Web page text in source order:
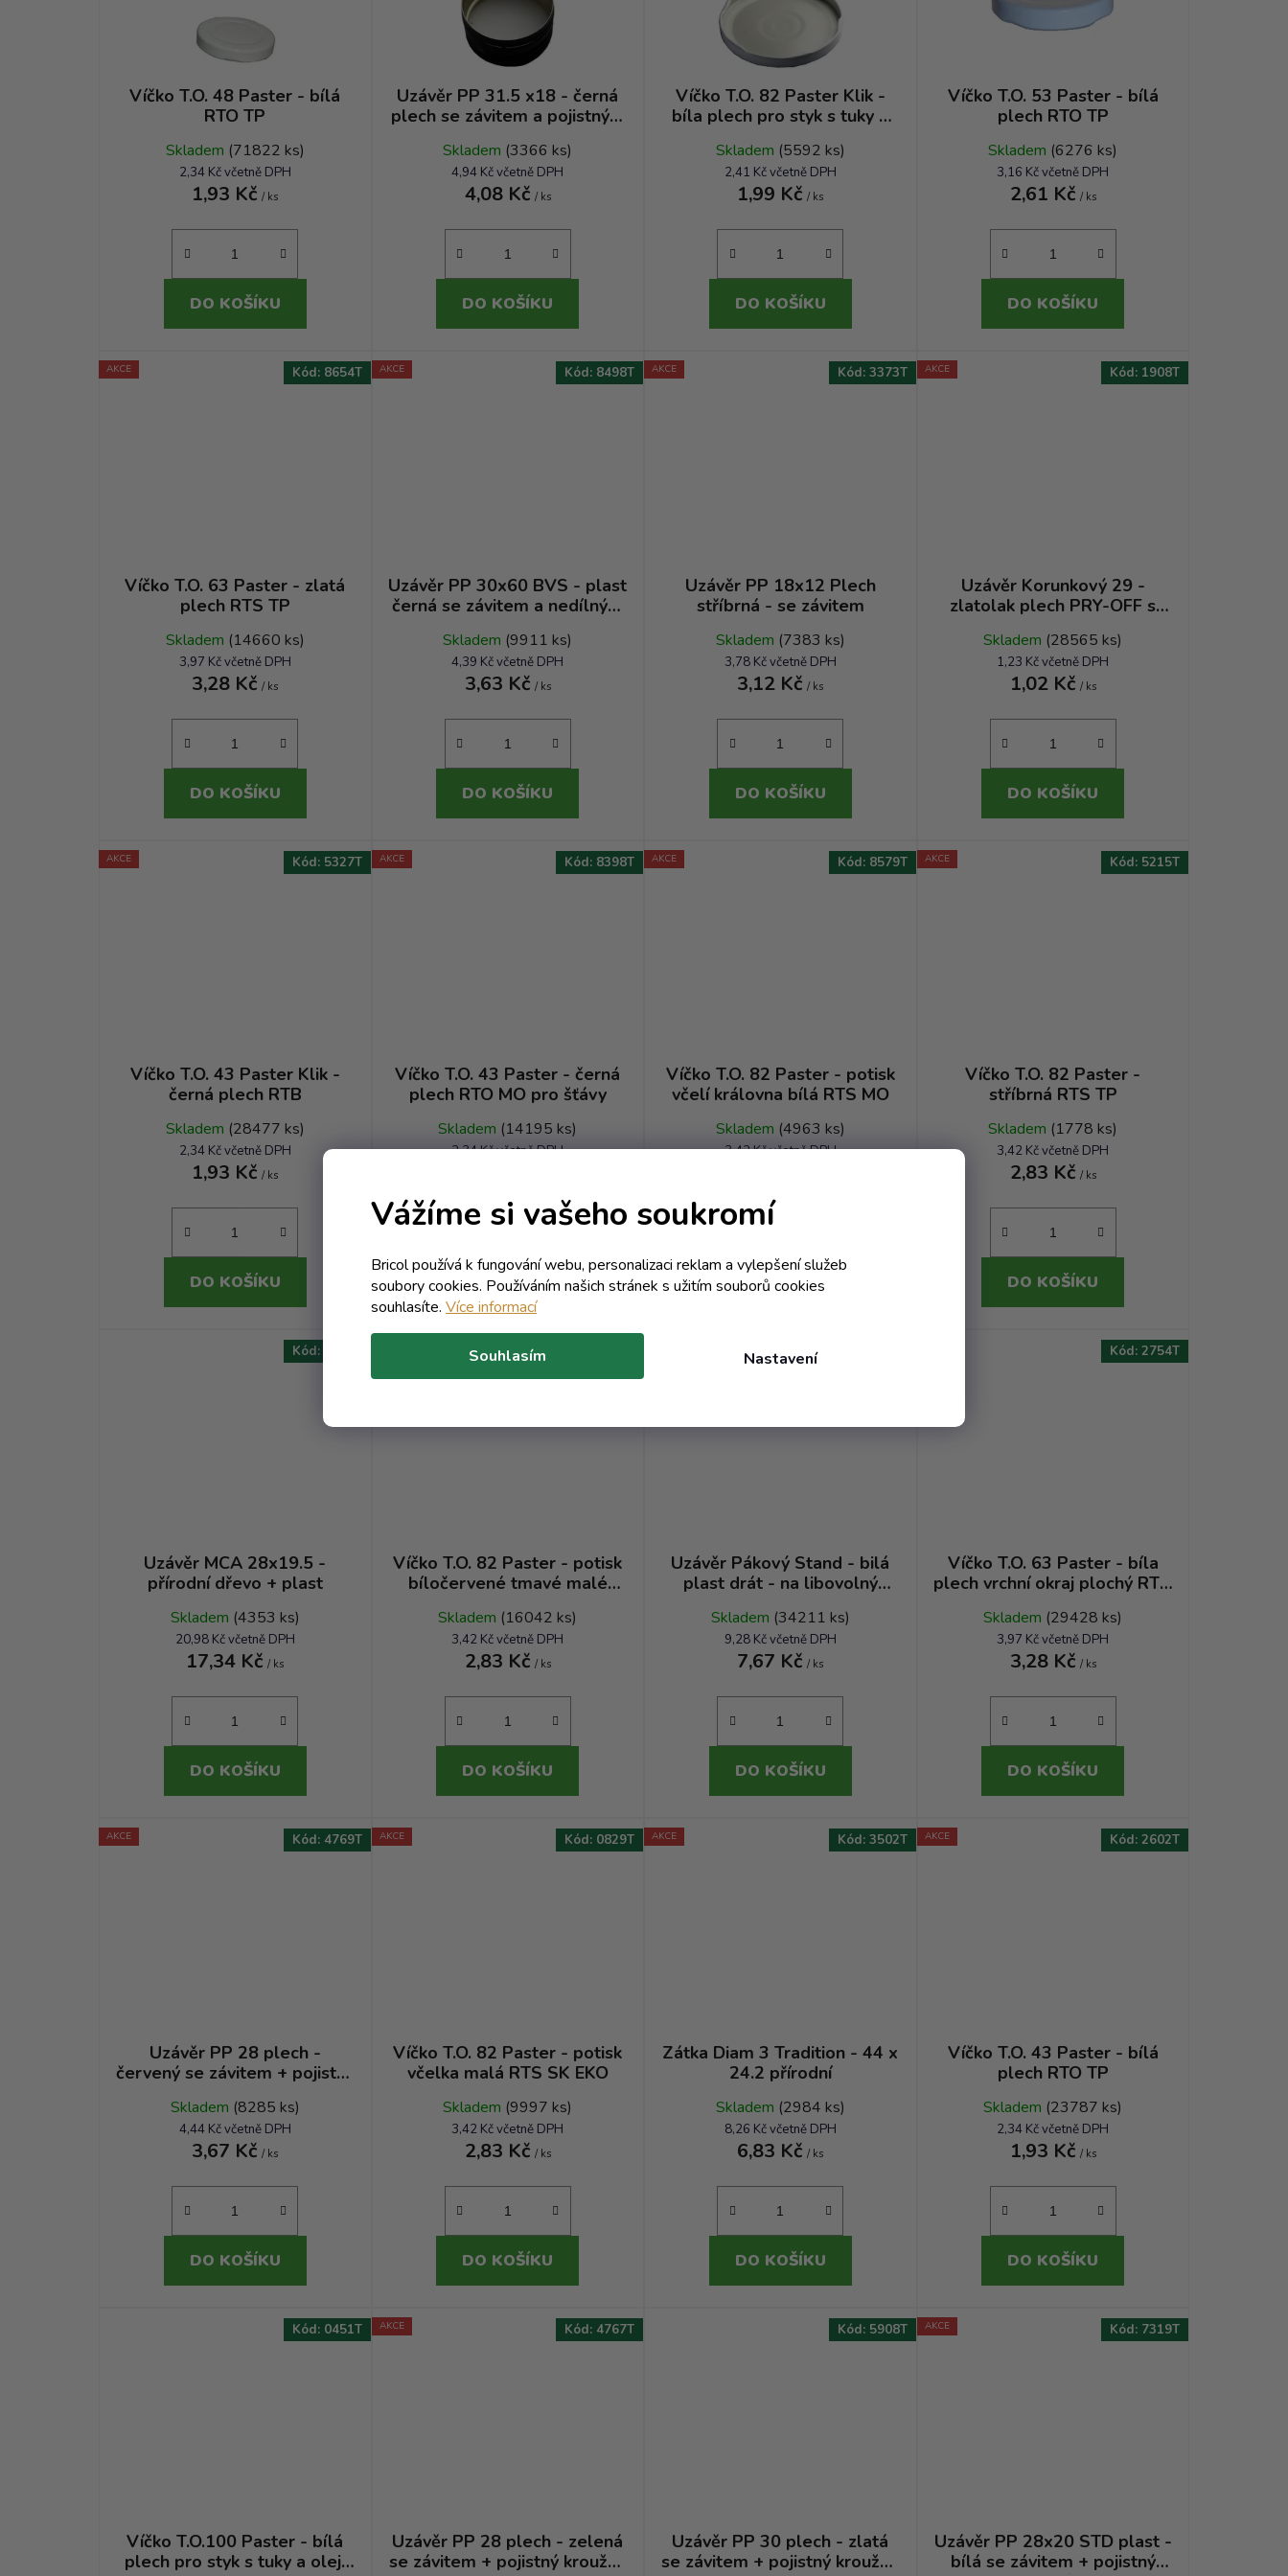
Vážíme si vašeho soukromí
Bricol používá k fungování webu, personalizaci reklam a vylepšení služeb
soubory cookies. Používáním našich stránek s užitím souborů cookies
souhlasíte. Více informací
Nastavení
Souhlasím
Víčko T.O. 48 Paster - bílá
RTO TP
Skladem (71822 ks)
2,34 Kč včetně DPH
1,93 Kč/ ks
DO KOŠÍKU
Uzávěr PP 31.5 x18 - černá
plech se závitem a pojistným
Skladem (3366 ks)
4,94 Kč včetně DPH
4,08 Kč / ks
DO KOŠÍKU
Víčko T.O. 82 Paster Klik -
bíla plech pro styk s tuky a
Skladem (5592 ks)
2,41 Kč včetně DPH
1,99 Kč/ ks
DO KOŠÍKU
Víčko T.O. 53 Paster - bílá
plech RTO TP
Skladem (6276 ks)
3,16 Kč včetně DPH
2,61 Kč / ks
DO KOŠÍKU
AKCE
Víčko T.O. 63 Paster - zlatá
plech RTS TP
Skladem (14660 ks)
3,97 Kč včetně DPH
3,28 Kč/ ks
DO KOŠÍKU
Kód: 8654T AKCE
Uzávěr PP 30x60 BVS - plast
černá se závitem a nedílným
Skladem (9911 ks)
4,39 Kč včetně DPH
3,63 Kč / ks
DO KOŠÍKU
Kód: 8498T AKCE
Uzávěr PP 18x12 Plech
stříbrná - se závitem
Skladem (7383 ks)
3,78 Kč včetně DPH
3,12 Kč/ ks
DO KOŠÍKU
Kód: 3373T AKCE
Uzávěr Korunkový 29 -
zlatolak plech PRY-OFF s
Skladem (28565 ks)
1,23 Kč včetně DPH
1,02 Kč / ks
DO KOŠÍKU
Kód: 1908T
AKCE
Víčko T.O. 43 Paster Klik -
černá plech RTB
Skladem (28477 ks)
2,34 Kč včetně DPH
1,93 Kč/ ks
DO KOŠÍKU
Kód: 5327T AKCE
Víčko T.O. 43 Paster - černá
plech RTO MO pro šťávy
Skladem (14195 ks)
2,34 Kč včetně DPH
DO KOŠÍKU
Kód: 8398T AKCE
Víčko T.O. 82 Paster - potisk
včelí královna bílá RTS MO
Skladem (4963 ks)
3,42 Kč včetně DPH
DO KOŠÍKU
Kód: 8579T AKCE
Víčko T.O. 82 Paster -
stříbrná RTS TP
Skladem (1778 ks)
3,42 Kč včetně DPH
2,83 Kč / ks
DO KOŠÍKU
Kód: 5215T
Uzávěr MCA 28x19.5 -
přírodní dřevo + plast
Skladem (4353 ks)
20,98 Kč včetně DPH
17,34 Kč/ ks
DO KOŠÍKU
Kód:
Víčko T.O. 82 Paster - potisk
bíločervené tmavé malé
RTS TP
Skladem (16042 ks)
3,42 Kč včetně DPH
2,83 Kč / ks
DO KOŠÍKU
Uzávěr Pákový Stand - bilá
plast drát - na libovolný
Skladem (34211 ks)
9,28 Kč včetně DPH
7,67 Kč/ ks
DO KOŠÍKU
Víčko T.O. 63 Paster - bíla
plech vrchní okraj plochý RTO
Skladem (29428 ks)
3,97 Kč včetně DPH
3,28 Kč / ks
DO KOŠÍKU
Kód: 2754T
AKCE
Uzávěr PP 28 plech -
červený se závitem + pojistný
Skladem (8285 ks)
4,44 Kč včetně DPH
3,67 Kč/ ks
DO KOŠÍKU
Kód: 4769T AKCE
Víčko T.O. 82 Paster - potisk
včelka malá RTS SK EKO
Skladem (9997 ks)
3,42 Kč včetně DPH
2,83 Kč / ks
DO KOŠÍKU
Kód: 0829T AKCE
Zátka Diam 3 Tradition - 44 x
24.2 přírodní
Skladem (2984 ks)
8,26 Kč včetně DPH
6,83 Kč/ ks
DO KOŠÍKU
Kód: 3502T AKCE
Víčko T.O. 43 Paster - bílá
plech RTO TP
Skladem (23787 ks)
2,34 Kč včetně DPH
1,93 Kč / ks
DO KOŠÍKU
Kód: 2602T
Víčko T.O.100 Paster - bílá
plech pro styk s tuky a oleji
Kód: 0451T AKCE
Uzávěr PP 28 plech - zelená
se závitem + pojistný kroužek
Kód: 4767T
Uzávěr PP 30 plech - zlatá
se závitem + pojistný kroužek
Kód: 5908T AKCE
Uzávěr PP 28x20 STD plast -
bílá se závitem + pojistný
Kód: 7319T